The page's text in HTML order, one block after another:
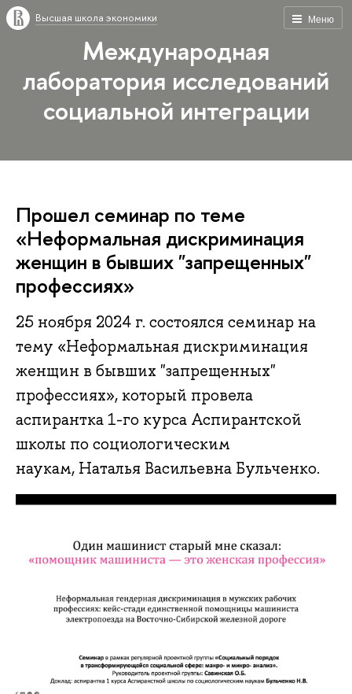
Меню
Высшая школа экономики
Международная
лаборатория исследований
социальной интеграции
Прошел семинар по теме
«Неформальная дискриминация
женщин в бывших "запрещенных"
профессиях»
25 ноября 2024 г. состоялся семинар на
тему «Неформальная дискриминация
женщин в бывших "запрещенных"
профессиях», который провела
аспирантка 1-го курса Аспирантской
школы по социологическим
наукам, Наталья Васильевна Бульченко.